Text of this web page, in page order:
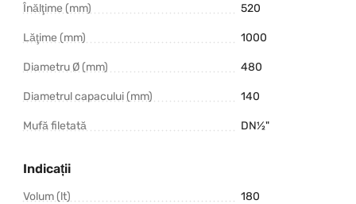
Înălţime (mm) 520
Lăţime (mm) 1000
Diametru Ø (mm) 480
Diametrul capacului (mm) 140
Mufă filetată DN½"
Indicații
Volum (lt) 180